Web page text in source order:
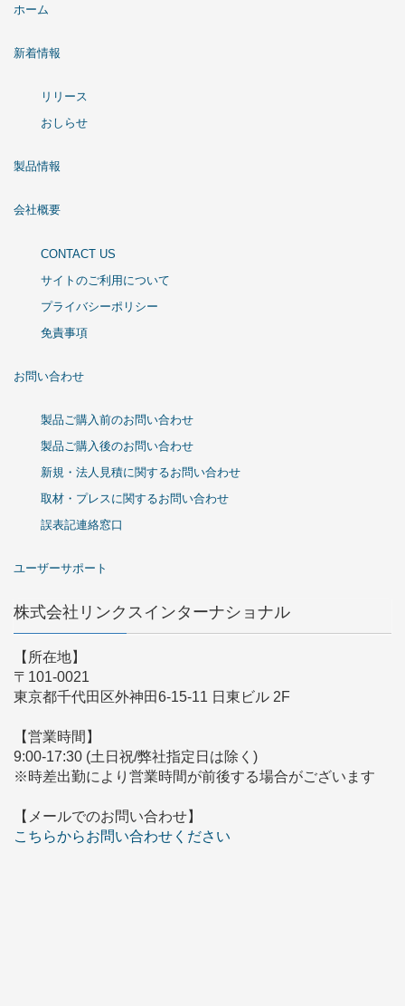
ホーム
新着情報
リリース
おしらせ
製品情報
会社概要
CONTACT US
サイトのご利用について
プライバシーポリシー
免責事項
お問い合わせ
製品ご購入前のお問い合わせ
製品ご購入後のお問い合わせ
新規・法人見積に関するお問い合わせ
取材・プレスに関するお問い合わせ
誤表記連絡窓口
ユーザーサポート
株式会社リンクスインターナショナル
【所在地】
〒101-0021
東京都千代田区外神田6-15-11 日東ビル 2F
【営業時間】
9:00-17:30 (土日祝/弊社指定日は除く)
※時差出勤により営業時間が前後する場合がございます
【メールでのお問い合わせ】
こちらからお問い合わせください